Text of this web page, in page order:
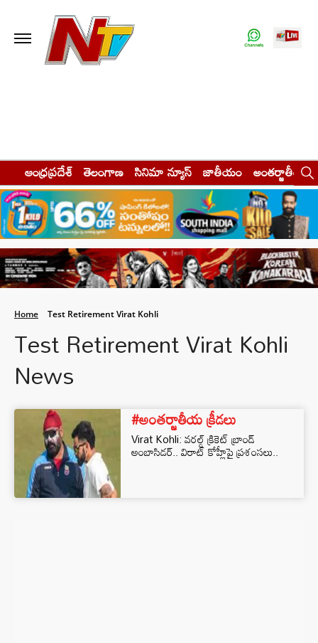
ఆంధ్రప్రదేశ్ తెలంగాణ సినిమా న్యూస్ జాతీయం అంతర్జాతీయం
Home Test Retirement Virat Kohli
Test Retirement Virat Kohli
News
#అంతర్జాతీయ క్రీడలు
Virat Kohli: వరల్డ్‌ క్రికెట్ బ్రాండ్
అంబాసిడర్.. విరాట్‌ కోహ్లీపై ప్రశంసలు..